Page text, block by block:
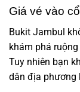
Giá vé vào
Bukit Jambul
khám phá
Tuy nhiên bạn
dân địa phương